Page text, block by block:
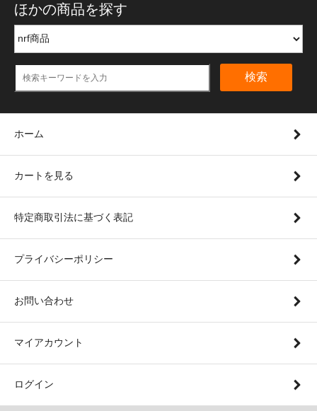
ほかの商品を探す
検索
ホーム
カートを見る
特定商取引法に基づく表記
プライバシーポリシー
お問い合わせ
マイアカウント
ログイン